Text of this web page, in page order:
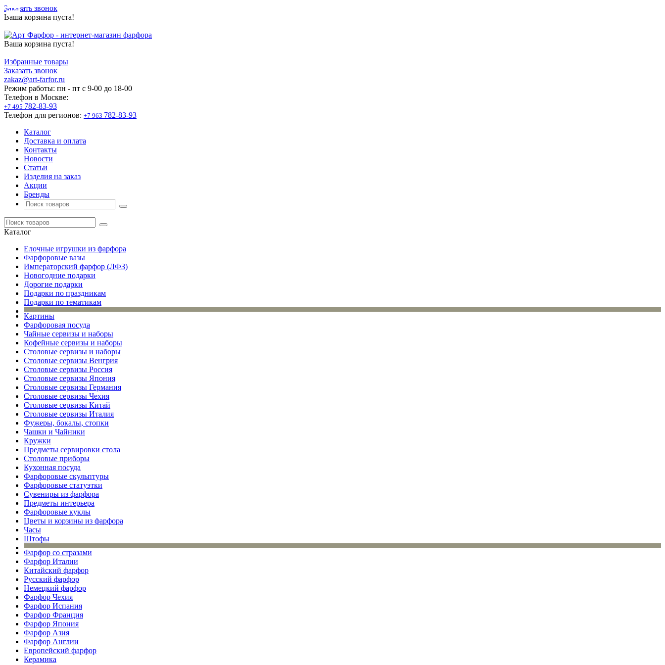
Заказать звонок
Ваша корзина пуста!
Ваша корзина пуста!
Избранные товары
Заказать звонок
zakaz@art-farfor.ru
Режим работы: пн - пт c 9-00 до 18-00
Телефон в Москве:
+7 495 782-83-93
Телефон для регионов: +7 963 782-83-93
Каталог
Доставка и оплата
Контакты
Новости
Статьи
Изделия на заказ
Акции
Бренды
Каталог
Елочные игрушки из фарфора
Фарфоровые вазы
Императорский фарфор (ЛФЗ)
Новогодние подарки
Дорогие подарки
Подарки по праздникам
Подарки по тематикам
Картины
Фарфоровая посуда
Чайные сервизы и наборы
Кофейные сервизы и наборы
Столовые сервизы и наборы
Столовые сервизы Венгрия
Столовые сервизы Россия
Столовые сервизы Япония
Столовые сервизы Германия
Столовые сервизы Чехия
Столовые сервизы Китай
Столовые сервизы Италия
Фужеры, бокалы, стопки
Чашки и Чайники
Кружки
Предметы сервировки стола
Столовые приборы
Кухонная посуда
Фарфоровые скульптуры
Фарфоровые статуэтки
Сувениры из фарфора
Предметы интерьера
Фарфоровые куклы
Цветы и корзины из фарфора
Часы
Штофы
Фарфор со стразами
Фарфор Италии
Китайский фарфор
Русский фарфор
Немецкий фарфор
Фарфор Чехия
Фарфор Испания
Фарфор Франция
Фарфор Япония
Фарфор Азия
Фарфор Англии
Европейский фарфор
Керамика